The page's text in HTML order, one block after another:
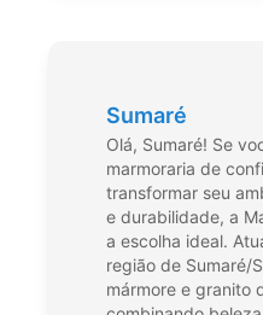
Sumaré
Olá, Sumaré! Se
marmoraria de
transformar seu
e durabilidade, a
a escolha ideal.
região de Sumaré/
mármore e granito